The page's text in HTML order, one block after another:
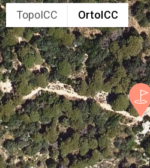
TopoICC OrtoICC